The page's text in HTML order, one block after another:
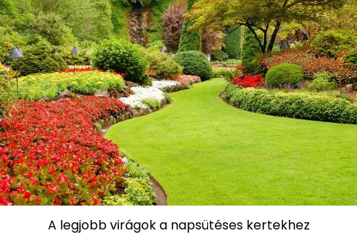
A legjobb virágok a napsütéses kertekhez